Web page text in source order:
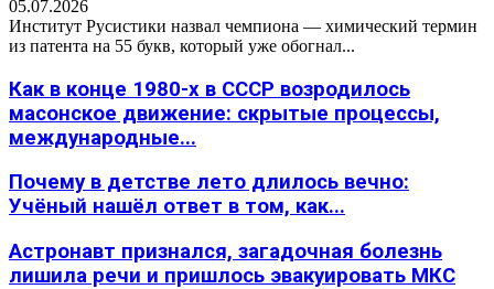
05.07.2026
Институт Русистики назвал чемпиона — химический термин
из патента на 55 букв, который уже обогнал...
Как в конце 1980-х в СССР возродилось
масонское движение: скрытые процессы,
международные...
Почему в детстве лето длилось вечно:
Учёный нашёл ответ в том, как...
Астронавт признался, загадочная болезнь
лишила речи и пришлось эвакуировать МКС